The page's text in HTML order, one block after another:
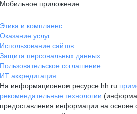
Мобильное приложение
Этика и комплаенс
Оказание услуг
Использование сайтов
Защита персональных данных
Пользовательское соглашение
ИТ аккредитация
На информационном ресурсе hh.ru
рекомендательные технологии
предоставления информации на основе